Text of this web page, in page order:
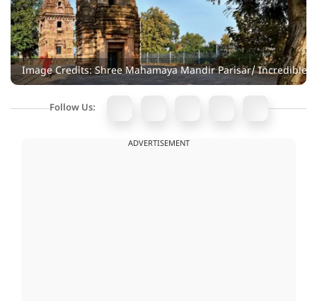
Image Credits: Shree Mahamaya Mandir Parisar/
Follow Us:
ADVERTISEMENT